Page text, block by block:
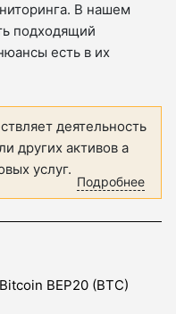
В нашем
подходящий
есть в их
деятельность
других активов а
услуг.
Подробнее
BEP20 (BTC)